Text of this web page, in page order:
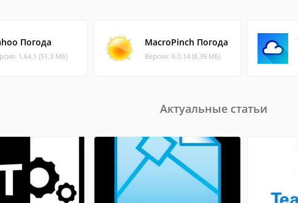
Погода
1.64.1 (51.3 МБ)
MacroPinch Погода
Версия: 6.0.14 (8.39 МБ)
Актуальные статьи